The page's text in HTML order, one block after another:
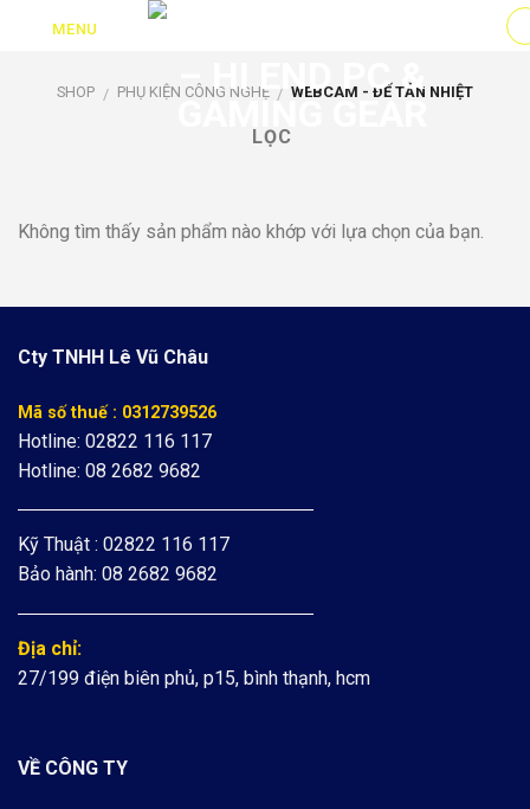
MENU
SHOP / PHỤ KIỆN CÔNG NGHỆ / WEBCAM - ĐẾ TẢN NHIỆT
LỌC
Không tìm thấy sản phẩm nào khớp với lựa chọn của bạn.
Cty TNHH Lê Vũ Châu
Mã số thuế : 0312739526
Hotline: 02822 116 117
Hotline: 08 2682 9682
Kỹ Thuật : 02822 116 117
Bảo hành: 08 2682 9682
Địa chỉ:
27/199 điện biên phủ, p15, bình thạnh, hcm
VỀ CÔNG TY